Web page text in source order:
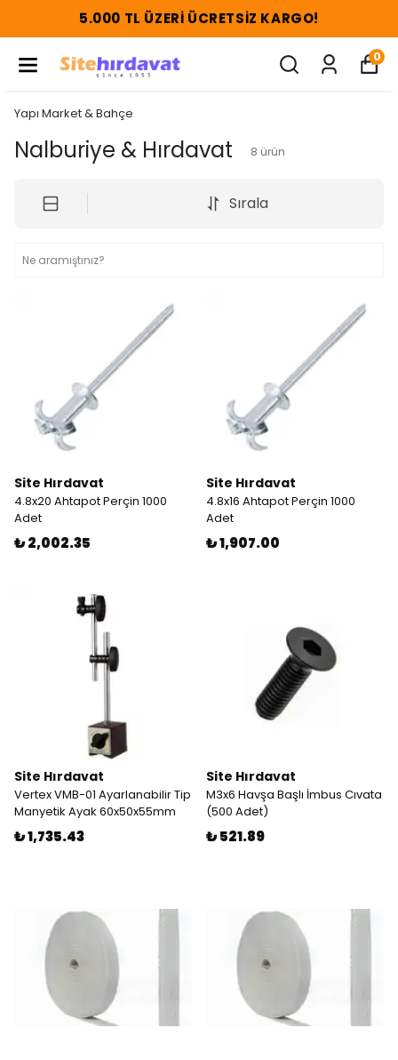
KARGO! 5.000 TL ÜZERI
0
Yapı Market & Bahçe
Nalburiye & Hırdavat 8 ürün
Sırala
Site Hırdavat
4.8x20 Ahtapot Perçin 1000
Adet
₺ 2,002.35
Site Hırdavat
4.8x16 Ahtapot Perçin 1000
Adet
₺ 1,907.00
Site Hırdavat
Vertex VMB-01 Ayarlanabilir Tip
Manyetik Ayak 60x50x55mm
₺ 1,735.43
Site Hırdavat
M3x6 Havşa Başlı İmbus Cıvata
(500 Adet)
₺ 521.89